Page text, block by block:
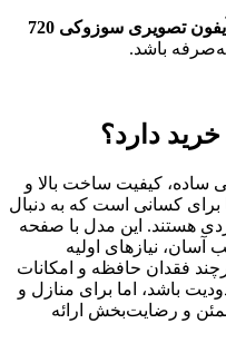
آیفون تصویری سوزوکی 720
باشد.
ساده، کیفیت ساخت بالا و
برای کسانی است که به دنبال
هستند. این مدل با صفحه
آسان، نیازهای اولیه
فقدان حافظه و امکانات
باشد، اما برای منازل و
و رضایت‌بخش ارائه